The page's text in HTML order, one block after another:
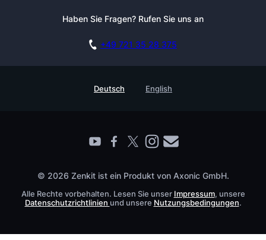
Kostenlos startenHaben Sie Fragen? Rufen Sie uns an
+49 721 35 28 375
Deutsch English
© 2026 Zenkit ist ein Produkt von Axonic GmbH.
Alle Rechte vorbehalten. Lesen Sie unser Impressum, unsere
Datenschutzrichtlinien und unsere Nutzungsbedingungen.